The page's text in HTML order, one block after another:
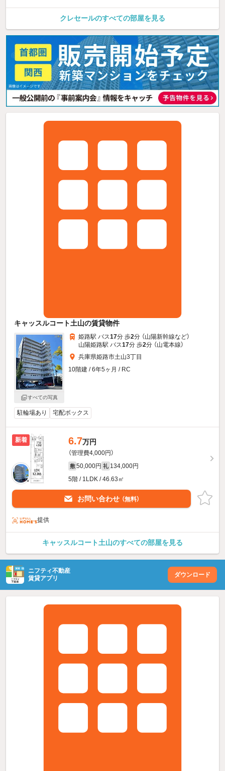
クレセールのすべての部屋を見る
キャッスルコート土山の賃貸物件
すべての写真
姫路駅 バス17分 歩2分 （山陽新幹線など）
山陽姫路駅 バス17分 歩2分 （山電本線）
兵庫県姫路市土山3丁目
10階建 / 6年5ヶ月 / RC
駐輪場あり 宅配ボックス
新着 6.7万円
（管理費4,000円）
敷 50,000円 礼 134,000円
5階 / 1LDK / 46.63㎡
お問い合わせ （無料）
提供
キャッスルコート土山のすべての部屋を見る
ニフティ不動産
賃貸アプリ
ダウンロード